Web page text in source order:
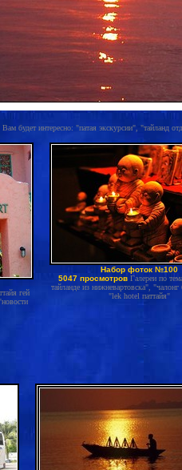
Вам будет интересно: "патая экскурсии", "тайланд
гей
Набор фоток №100
5047 просмотров Галереи по
тайланде из нижневартовска",
"lek hotel паттайя"